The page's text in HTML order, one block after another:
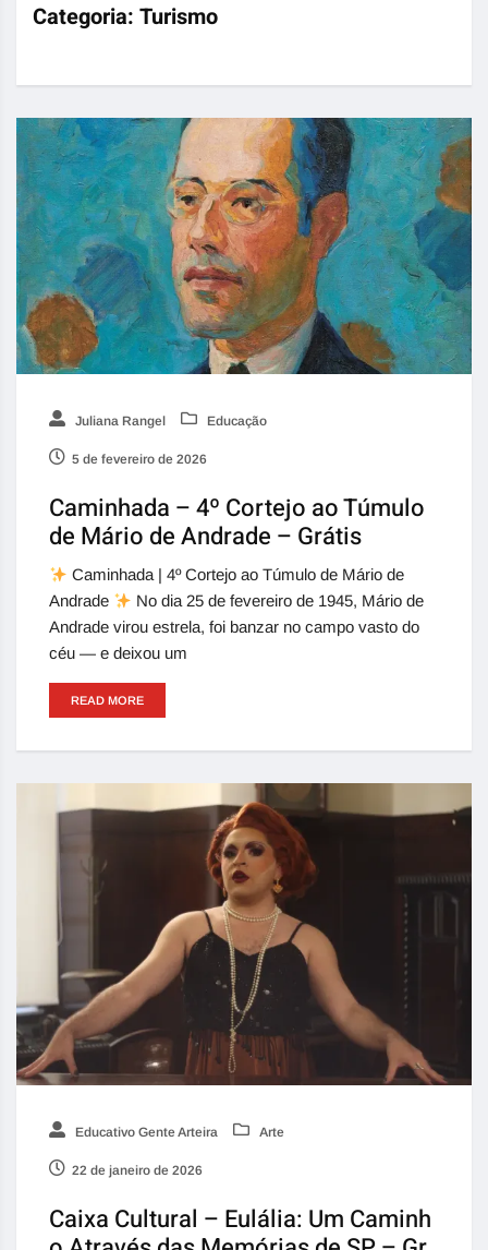
Categoria: Turismo
Juliana Rangel Educação
5 de fevereiro de 2026
Caminhada – 4º Cortejo ao Túmulo
de Mário de Andrade – Grátis
Caminhada | 4º Cortejo ao Túmulo de Mário de
Andrade
No dia 25 de fevereiro de 1945, Mário de
Andrade virou estrela, foi banzar no campo vasto do
céu — e deixou um
READ MORE
Educativo Gente Arteira Arte
22 de janeiro de 2026
Caixa Cultural – Eulália: Um Caminh